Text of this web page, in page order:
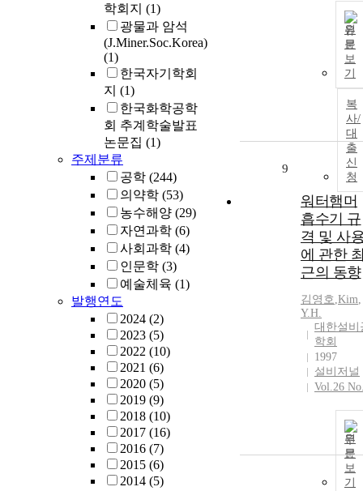
학회지 (1)
광물과 암석
(J.Miner.Soc.Korea)
(1)
한국자기학회
지 (1)
한국화학공학
회 추계학술발표
논문집 (1)
주제분류
공학 (244)
의약학 (53)
농수해양 (29)
자연과학 (6)
사회과학 (4)
인문학 (3)
예술체육 (1)
발행연도
2024 (2)
2023 (5)
2022 (10)
2021 (6)
2020 (5)
2019 (9)
2018 (10)
2017 (16)
2016 (7)
2015 (6)
2014 (5)
원
문
보
기
복
사/
대
출
신
청
9
워터햄머
흡수기 규
격 및 사
에 관한
근의 동향
김영호,Kim,
Y.H.
대한설비
학회
1997
설비저널
Vol.26
원
문
보
기